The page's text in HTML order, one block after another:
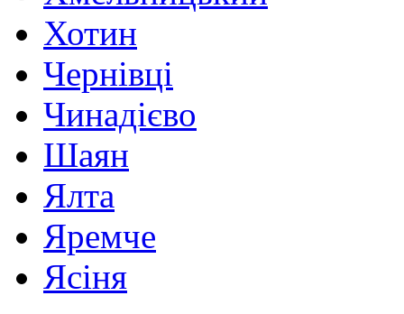
Хотин
Чернівці
Чинадієво
Шаян
Ялта
Яремче
Ясіня